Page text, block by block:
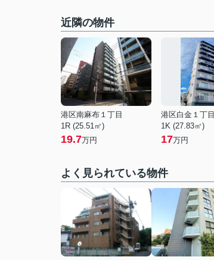
近隣の物件
港区南麻布１丁目
1R (25.51㎡)
19.7万円
港区白金１丁目
1K (27.83㎡)
17万円
よく見られている物件